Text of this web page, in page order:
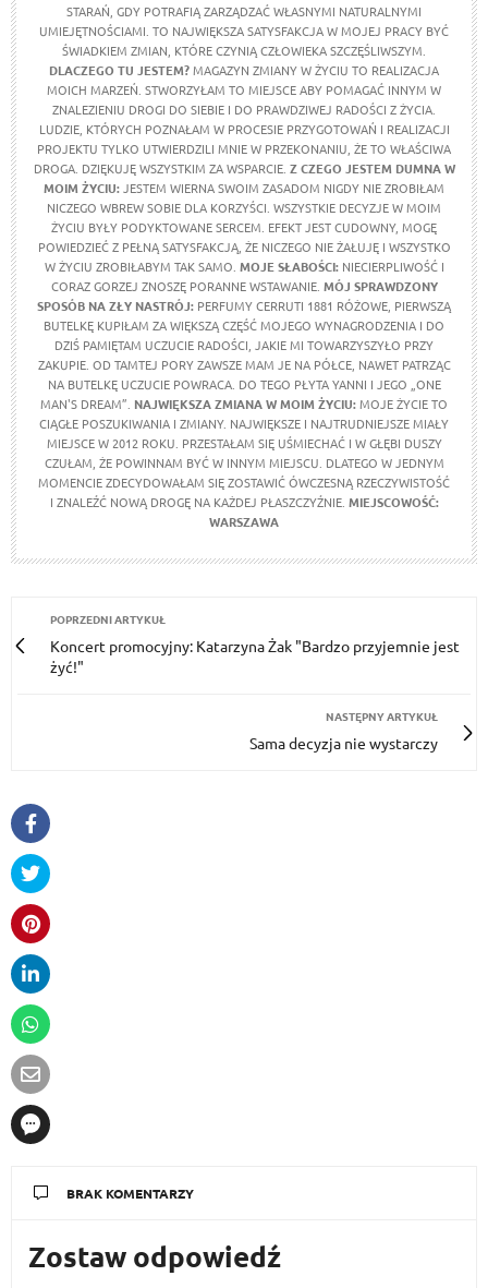
STARAŃ, GDY POTRAFIĄ ZARZĄDZAĆ WŁASNYMI NATURALNYMI
UMIEJĘTNOŚCIAMI. TO NAJWIĘKSZA SATYSFAKCJA W MOJEJ PRACY BYĆ
ŚWIADKIEM ZMIAN, KTÓRE CZYNIĄ CZŁOWIEKA SZCZĘŚLIWSZYM.
DLACZEGO TU JESTEM?MAGAZYN ZMIANY W ŻYCIU TO REALIZACJA
MOICH MARZEŃ. STWORZYŁAM TO MIEJSCE ABY POMAGAĆ INNYM W
ZNALEZIENIU DROGI DO SIEBIE I DO PRAWDZIWEJ RADOŚCI Z ŻYCIA.
LUDZIE, KTÓRYCH POZNAŁAM W PROCESIE PRZYGOTOWAŃ I REALIZACJI
PROJEKTU TYLKO UTWIERDZILI MNIE W PRZEKONANIU, ŻE TO WŁAŚCIWA
DROGA. DZIĘKUJĘ WSZYSTKIM ZA WSPARCIE. Z CZEGO JESTEM DUMNA W
MOIM ŻYCIU:JESTEM WIERNA SWOIM ZASADOM NIGDY NIE ZROBIŁAM
NICZEGO WBREW SOBIE DLA KORZYŚCI. WSZYSTKIE DECYZJE W MOIM
ŻYCIU BYŁY PODYKTOWANE SERCEM. EFEKT JEST CUDOWNY, MOGĘ
POWIEDZIEĆ Z PEŁNĄ SATYSFAKCJĄ, ŻE NICZEGO NIE ŻAŁUJĘ I WSZYSTKO
W ŻYCIU ZROBIŁABYM TAK SAMO. MOJE SŁABOŚCI:NIECIERPLIWOŚĆ I
CORAZ GORZEJ ZNOSZĘ PORANNE WSTAWANIE. MÓJ SPRAWDZONY
SPOSÓB NA ZŁY NASTRÓJ: PERFUMY CERRUTI 1881 RÓŻOWE, PIERWSZĄ
BUTELKĘ KUPIŁAM ZA WIĘKSZĄ CZĘŚĆ MOJEGO WYNAGRODZENIA I DO
DZIŚ PAMIĘTAM UCZUCIE RADOŚCI, JAKIE MI TOWARZYSZYŁO PRZY
ZAKUPIE. OD TAMTEJ PORY ZAWSZE MAM JE NA PÓŁCE, NAWET PATRZĄC
NA BUTELKĘ UCZUCIE POWRACA. DO TEGO PŁYTA YANNI I JEGO „ONE
MAN'S DREAM”. NAJWIĘKSZA ZMIANA W MOIM ŻYCIU:MOJE ŻYCIE TO
CIĄGŁE POSZUKIWANIA I ZMIANY. NAJWIĘKSZE I NAJTRUDNIEJSZE MIAŁY
MIEJSCE W 2012 ROKU. PRZESTAŁAM SIĘ UŚMIECHAĆ I W GŁĘBI DUSZY
CZUŁAM, ŻE POWINNAM BYĆ W INNYM MIEJSCU. DLATEGO W JEDNYM
MOMENCIE ZDECYDOWAŁAM SIĘ ZOSTAWIĆ ÓWCZESNĄ RZECZYWISTOŚĆ
I ZNALEŹĆ NOWĄ DROGĘ NA KAŻDEJ PŁASZCZYŹNIE. MIEJSCOWOŚĆ:
WARSZAWA
POPRZEDNI ARTYKUŁ
Koncert promocyjny: Katarzyna Żak "Bardzo przyjemnie jest
żyć!"
NASTĘPNY ARTYKUŁ
Sama decyzja nie wystarczy
BRAK KOMENTARZY
Zostaw odpowiedź